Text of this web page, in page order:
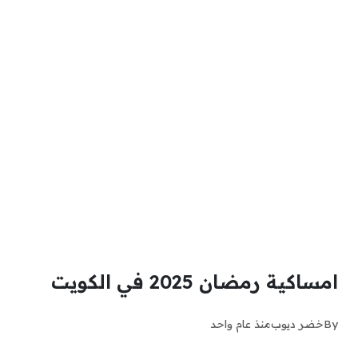
امساكية رمضان 2025 في الكويت
Byخضر ديوبمنذ عام واحد